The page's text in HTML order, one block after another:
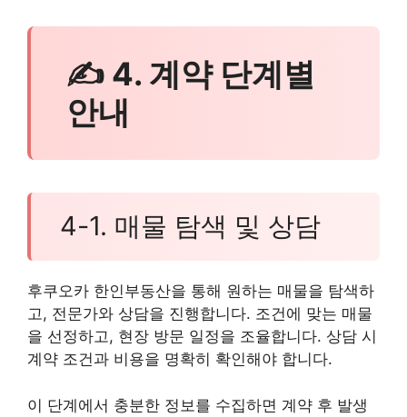
✍ 4. 계약 단계별
안내
4-1. 매물 탐색 및 상담
후쿠오카 한인부동산을 통해 원하는 매물을 탐색하
고, 전문가와 상담을 진행합니다. 조건에 맞는 매물
을 선정하고, 현장 방문 일정을 조율합니다. 상담 시
계약 조건과 비용을 명확히 확인해야 합니다.
이 단계에서 충분한 정보를 수집하면 계약 후 발생